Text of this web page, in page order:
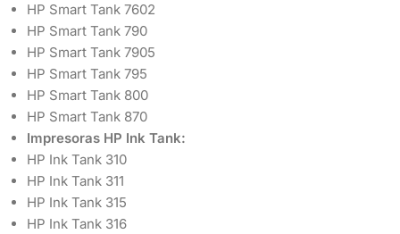
HP Smart Tank 7602
HP Smart Tank 790
HP Smart Tank 7905
HP Smart Tank 795
HP Smart Tank 800
HP Smart Tank 870
Impresoras HP Ink Tank:
HP Ink Tank 310
HP Ink Tank 311
HP Ink Tank 315
HP Ink Tank 316